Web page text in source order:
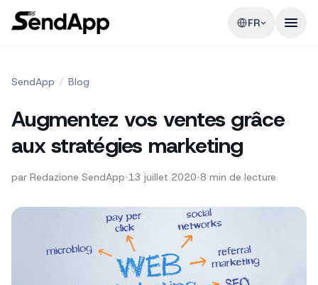
FR
SendApp / Blog
Augmentez vos ventes grâce
aux stratégies marketing
par Redazione SendApp•13 juillet 2020•8 min de lecture